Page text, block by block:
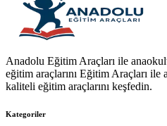
Anadolu Eğitim Araçları ile
eğitim araçlarını Eğitim Araçları
kaliteli eğitim araçlarını keşfedin.
Kategoriler